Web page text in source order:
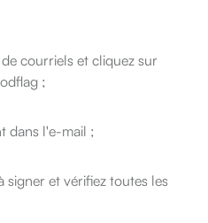
courriels et cliquez sur
;
dans l'e-mail ;
signer et vérifiez toutes les